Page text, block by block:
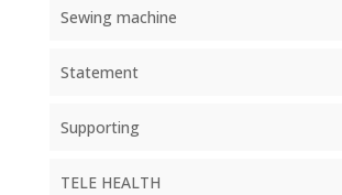
Sewing machine
Statement
Supporting
TELE HEALTH